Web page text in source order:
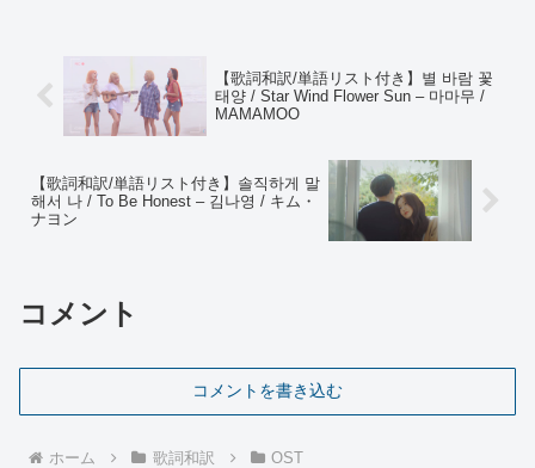
【歌詞和訳/単語リスト付き】별 바람 꽃
태양 / Star Wind Flower Sun – 마마무 /
MAMAMOO
【歌詞和訳/単語リスト付き】솔직하게 말
해서 나 / To Be Honest – 김나영 / キム・
ナヨン
コメント
コメントを書き込む
ホーム 歌詞和訳 OST